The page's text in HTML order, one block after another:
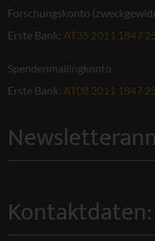
Forschungskonto
Erste Bank: AT35 2011 1847
Spendenmailingkonto
Erste Bank: AT08 2011 1847
Kontaktdaten: